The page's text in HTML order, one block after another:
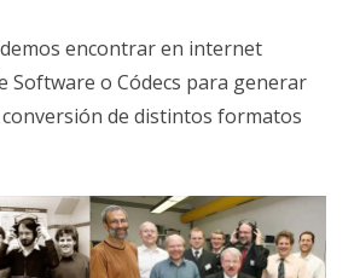
encontrar en internet
Software o Códecs para generar
de distintos formatos